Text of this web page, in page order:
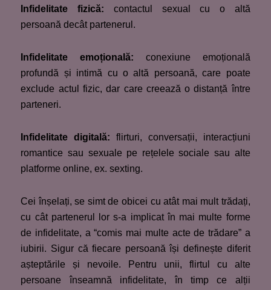
Infidelitate fizică: contactul sexual cu o altă
persoană decât partenerul.
Infidelitate emoțională: conexiune emoțională
profundă și intimă cu o altă persoană, care poate
exclude actul fizic, dar care creează o distanță între
parteneri.
Infidelitate digitală: flirturi, conversații, interacțiuni
romantice sau sexuale pe rețelele sociale sau alte
platforme online, ex. sexting.
Cei înșelați, se simt de obicei cu atât mai mult trădați,
cu cât partenerul lor s-a implicat în mai multe forme
de infidelitate, a “comis mai multe acte de trădare” a
iubirii. Sigur că fiecare persoană își definește diferit
așteptările și nevoile. Pentru unii, flirtul cu alte
persoane înseamnă infidelitate, în timp ce alții